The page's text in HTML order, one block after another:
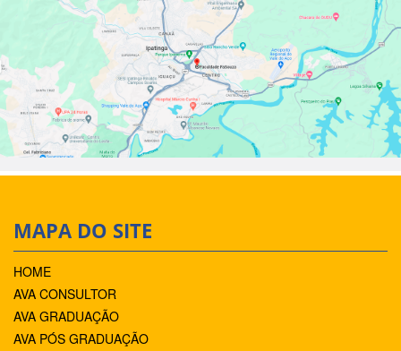
MAPA DO SITE
HOME
AVA CONSULTOR
AVA GRADUAÇÃO
AVA PÓS GRADUAÇÃO